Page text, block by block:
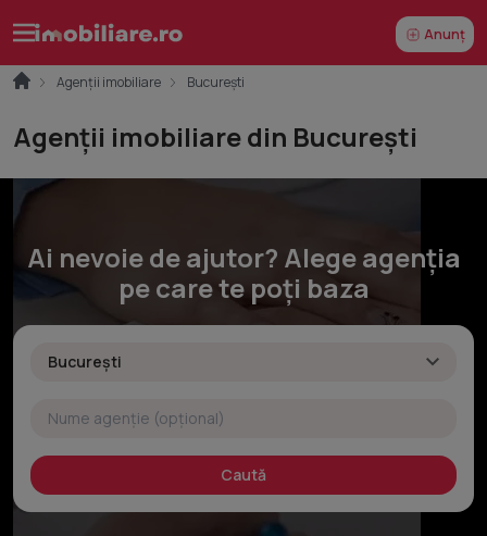
Anunț
Agenții imobiliare București
Agenții imobiliare din București
Ai nevoie de ajutor? Alege agenția
pe care te poți baza
Caută